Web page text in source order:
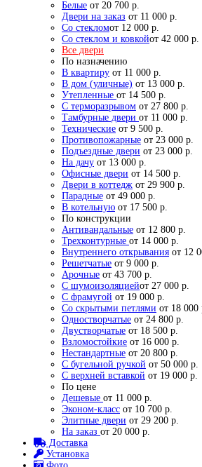
Белые от 20 700 р.
Двери на заказ от 11 000 р.
Со стекломот 12 000 р.
Со стеклом и ковкойот 42 000 р.
Все двери
По назначению
В квартиру от 11 000 р.
В дом (уличные) от 13 000 р.
Утепленные от 14 500 р.
С терморазрывом от 27 800 р.
Тамбурные двери от 11 000 р.
Технические от 9 500 р.
Противопожарные от 23 000 р.
Подъездные двери от 23 000 р.
На дачу от 13 000 р.
Офисные двери от 14 500 р.
Двери в коттедж от 29 900 р.
Парадные от 49 000 р.
В котельную от 17 500 р.
По конструкции
Антивандальные от 12 800 р.
Трехконтурные от 14 000 р.
Внутреннего открывания от 12
Решетчатые от 9 000 р.
Арочные от 43 700 р.
С шумоизоляциейот 27 000 р.
С фрамугой от 19 000 р.
Со скрытыми петлями от 18 000
Одностворчатые от 24 800 р.
Двустворчатые от 18 500 р.
Взломостойкие от 16 000 р.
Нестандартные от 20 800 р.
С бугельной ручкой от 50 000 р.
С верхней вставкой от 19 000 р.
По цене
Дешевые от 11 000 р.
Эконом-класс от 10 700 р.
Элитные двери от 29 200 р.
На заказ от 20 000 р.
Доставка
Установка